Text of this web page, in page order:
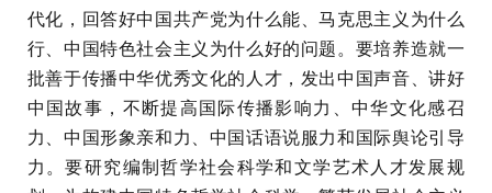
代化，回答好中国共产党为什么能、马克思主义为什么
行、中国特色社会主义为什么好的问题。要培养造就一
批善于传播中华优秀文化的人才，发出中国声音、讲好
中国故事，不断提高国际传播影响力、中华文化感召
力、中国形象亲和力、中国话语说服力和国际舆论引导
力。要研究编制哲学社会科学和文学艺术人才发展规